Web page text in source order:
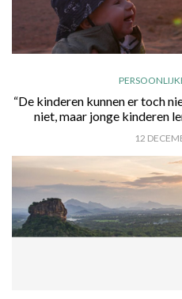
“De kinderen kunnen er toch
niet, maar jonge kinderen
12